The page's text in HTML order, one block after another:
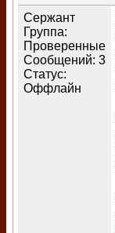
Сержант
Группа:
Проверенные
Сообщений: 3
Статус:
Оффлайн